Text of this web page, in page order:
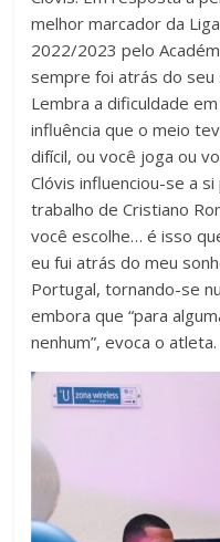
melhor marcador da
2022/2023 pelo
sempre foi atrás do seu
Lembra a dificuldade
influência que o meio
difícil, ou você joga ou
Clóvis influenciou-se a
trabalho de Cristiano
você escolhe… é isso
eu fui atrás do meu
Portugal, tornando-se
embora que “para
nenhum”, evoca o atleta.